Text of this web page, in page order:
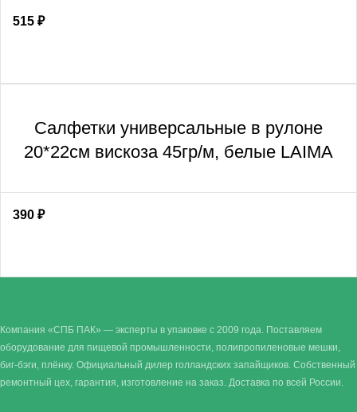
515 ₽
Салфетки универсальные в рулоне
20*22см вискоза 45гр/м, белые LAIMA
390 ₽
Компания «СПБ ПАК» — эксперты в упаковке с 2009 года. Поставляем
оборудование для пищевой промышленности, полипропиленовые мешки,
биг-бэги, плёнку. Официальный дилер голландских запайщиков. Собственный
ремонтный цех, гарантия, изготовление на заказ. Доставка по всей России.